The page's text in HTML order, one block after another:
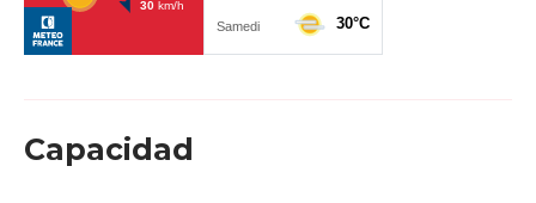
Capacidad